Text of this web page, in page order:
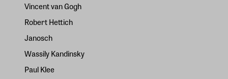
Vincent van Gogh
Robert Hettich
Janosch
Wassily Kandinsky
Paul Klee